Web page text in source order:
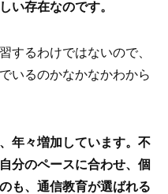
い存在なのです。
するわけではないので、
いるのかなかなかわから
年々増加しています。不
分のペースに合わせ、個
も、通信教育が選ばれる